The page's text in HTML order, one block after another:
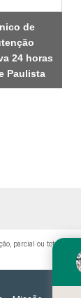
de
24 horas
Paulista
parcial ou total,